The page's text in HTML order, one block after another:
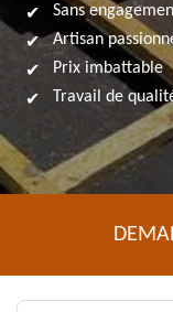
Sans
Artisan
Prix imbattable
Travail de